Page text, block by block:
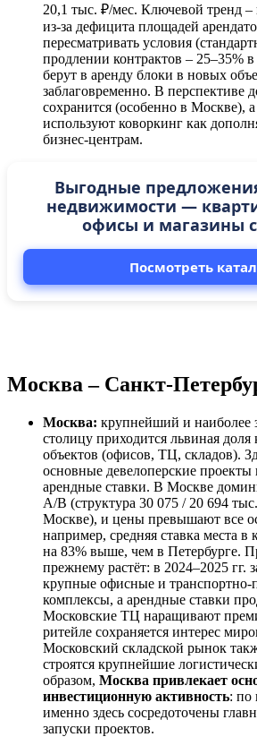
20,1 тыс. ₽/мес. Ключевой тренд –
из-за дефицита площадей
пересматривать условия
продлении контрактов – 25–35%
берут в аренду блоки в новых
заблаговременно. В перспективе
сохранится (особенно в Москве),
используют коворкинг как
бизнес-центрам.
Выгодные
недвижимости —
офисы и магазины с
Посмотреть
Москва – Санкт-
Москва: крупнейший и наиболее
столицу приходится львиная доля
объектов (офисов, ТЦ, складов).
основные девелоперские
арендные ставки. В Москве
A/B (структура 30 075 / 20 694
Москве), и цены превышают все
например, средняя ставка места
на 83% выше, чем в Петербурге.
прежнему растёт: в 2024–2025 гг.
крупные офисные и транспортно-
комплексы, а арендные ставки
Московские ТЦ наращивают
ритейле сохраняется интерес
Московский складской рынок
строятся крупнейшие
образом, Москва привлекает
инвестиционную активность: по
именно здесь сосредоточены
запуски проектов.